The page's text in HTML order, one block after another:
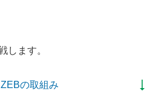
します。
ZEBの取組み